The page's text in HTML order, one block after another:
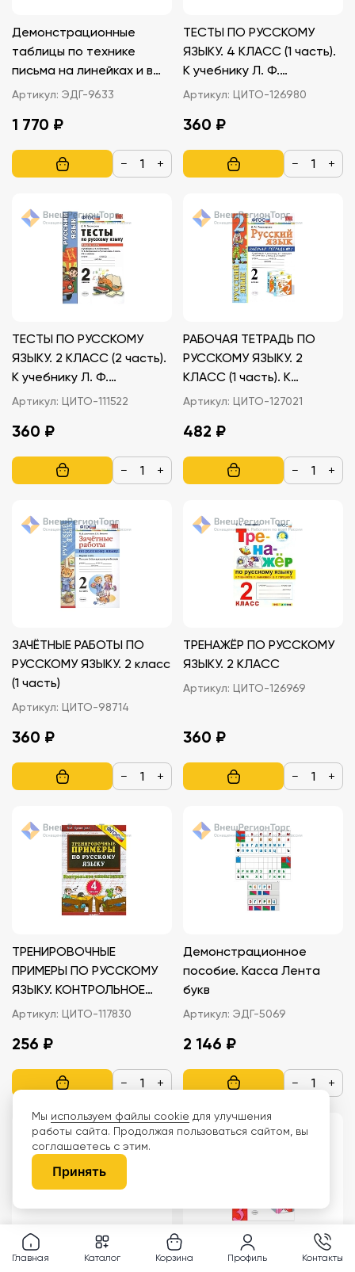
Демонстрационные
таблицы по технике
письма на линейках и в
клетках
Артикул: ЭДГ-9633
1 770 ₽
− +
ТЕСТЫ ПО РУССКОМУ
ЯЗЫКУ. 4 КЛАСС (1 часть).
К учебнику Л. Ф.
Климановой, С. Г.
Артикул: ЦИТО-126980
360 ₽
− +
ТЕСТЫ ПО РУССКОМУ
ЯЗЫКУ. 2 КЛАСС (2 часть).
К учебнику Л. Ф.
Климановой, С. Г.
Артикул: ЦИТО-111522
360 ₽
− +
РАБОЧАЯ ТЕТРАДЬ ПО
РУССКОМУ ЯЗЫКУ. 2
КЛАСС (1 часть). К
учебнику В.П. Канакиной,
Артикул: ЦИТО-127021
482 ₽
− +
ЗАЧЁТНЫЕ РАБОТЫ ПО
РУССКОМУ ЯЗЫКУ. 2 класс
(1 часть)
Артикул: ЦИТО-98714
360 ₽
− +
ТРЕНАЖЁР ПО РУССКОМУ
ЯЗЫКУ. 2 КЛАСС
Артикул: ЦИТО-126969
360 ₽
− +
ТРЕНИРОВОЧНЫЕ
ПРИМЕРЫ ПО РУССКОМУ
ЯЗЫКУ. КОНТРОЛЬНОЕ
СПИСЫВАНИЕ. 4 КЛАСС.
Артикул: ЦИТО-117830
256 ₽
− +
Демонстрационное
пособие. Касса Лента
букв
Артикул: ЭДГ-5069
2 146 ₽
− +
Комплект таблиц.
ТЕСТЫ ПО РУССКОМУ
Главная Каталог Корзина Профиль Контакты
Мы используем файлы cookie для улучшения
работы сайта. Продолжая пользоваться сайтом, вы
соглашаетесь с этим.
Принять